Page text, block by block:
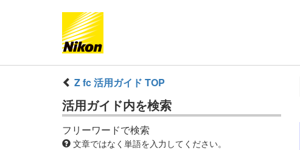
Z fc 活用ガイド TOP
活用ガイド内を検索
フリーワードで検索
文章ではなく単語を入力してください。